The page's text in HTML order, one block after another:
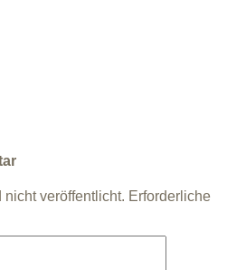
veröffentlicht. Erforderliche